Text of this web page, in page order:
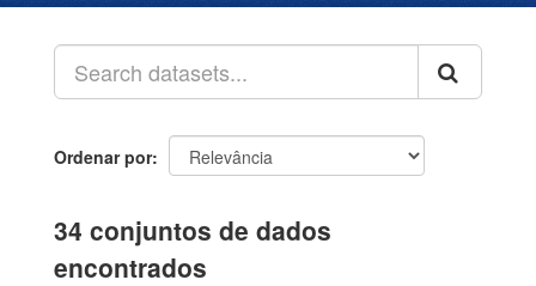
Ordenar por
34 conjuntos de dados
encontrados